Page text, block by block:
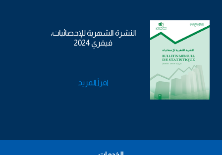
النشرة الشهرية للإحصائيات،
فيفري 2024
اقرأ المزيد